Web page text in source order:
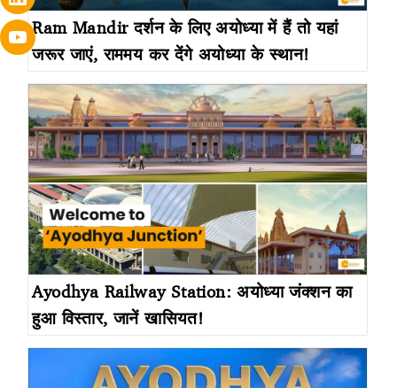
Ram Mandir दर्शन के लिए अयोध्या में हैं तो यहां
जरूर जाएं, राममय कर देंगे अयोध्या के स्थान!
Ayodhya Railway Station: अयोध्या जंक्शन का
हुआ विस्तार, जानें खासियत!